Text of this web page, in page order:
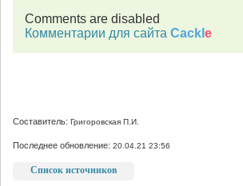
Comments are disabled
Комментарии для сайта Cackl e
Составитель: Григоровская П.И.
Последнее обновление: 20.04.21 23:56
Список источников